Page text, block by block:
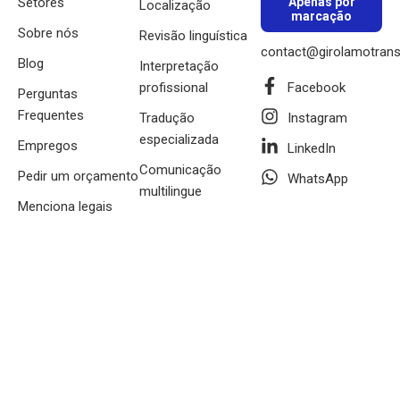
Sobre nós
Blog
Perguntas
Frequentes
Empregos
Pedir um orçamento
Menciona legais
Localização
Revisão linguística
Interpretação
profissional
Tradução
especializada
Comunicação
multilingue
marcação
Facebook
Instagram
LinkedIn
WhatsApp